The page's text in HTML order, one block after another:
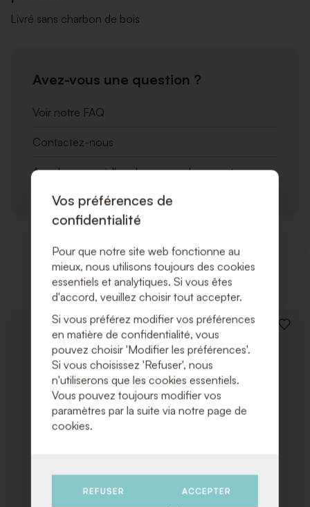
Livré sans charbon de bois
Avez-vous une question ?
Voir notre FAQ
Contactez-nous
Appelez-nous à l'un de nos emplacements
Produits associés
Vos préférences de
confidentialité
Pour que notre site web fonctionne au
mieux, nous utilisons toujours des cookies
essentiels et analytiques. Si vous êtes
d'accord, veuillez choisir tout accepter.
Si vous préférez modifier vos préférences
en matière de confidentialité, vous
pouvez choisir 'Modifier les préférences'.
Si vous choisissez 'Refuser', nous
n'utiliserons que les cookies essentiels.
Vous pouvez toujours modifier vos
paramètres par la suite via notre page de
cookies.
REFUSER ACCEPTER